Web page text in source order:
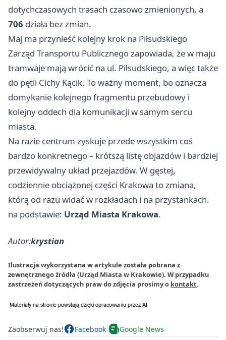
dotychczasowych trasach czasowo zmienionych, a
706 działa bez zmian.
Maj ma przynieść kolejny krok na Piłsudskiego
Zarząd Transportu Publicznego zapowiada, że w maju
tramwaje mają wrócić na ul. Piłsudskiego, a więc także
do pętli Cichy Kącik. To ważny moment, bo oznacza
domykanie kolejnego fragmentu przebudowy i
kolejny oddech dla komunikacji w samym sercu
miasta.
Na razie centrum zyskuje przede wszystkim coś
bardzo konkretnego – krótszą listę objazdów i bardziej
przewidywalny układ przejazdów. W gęstej,
codziennie obciążonej części Krakowa to zmiana,
którą od razu widać w rozkładach i na przystankach.
na podstawie: Urząd Miasta Krakowa.
Autor:krystian
Ilustracja wykorzystana w artykule została pobrana z
zewnętrznego źródła (Urząd Miasta w Krakowie). W przypadku
zastrzeżeń dotyczących praw do zdjęcia prosimy o kontakt.
Zaobserwuj nas! Facebook Google News